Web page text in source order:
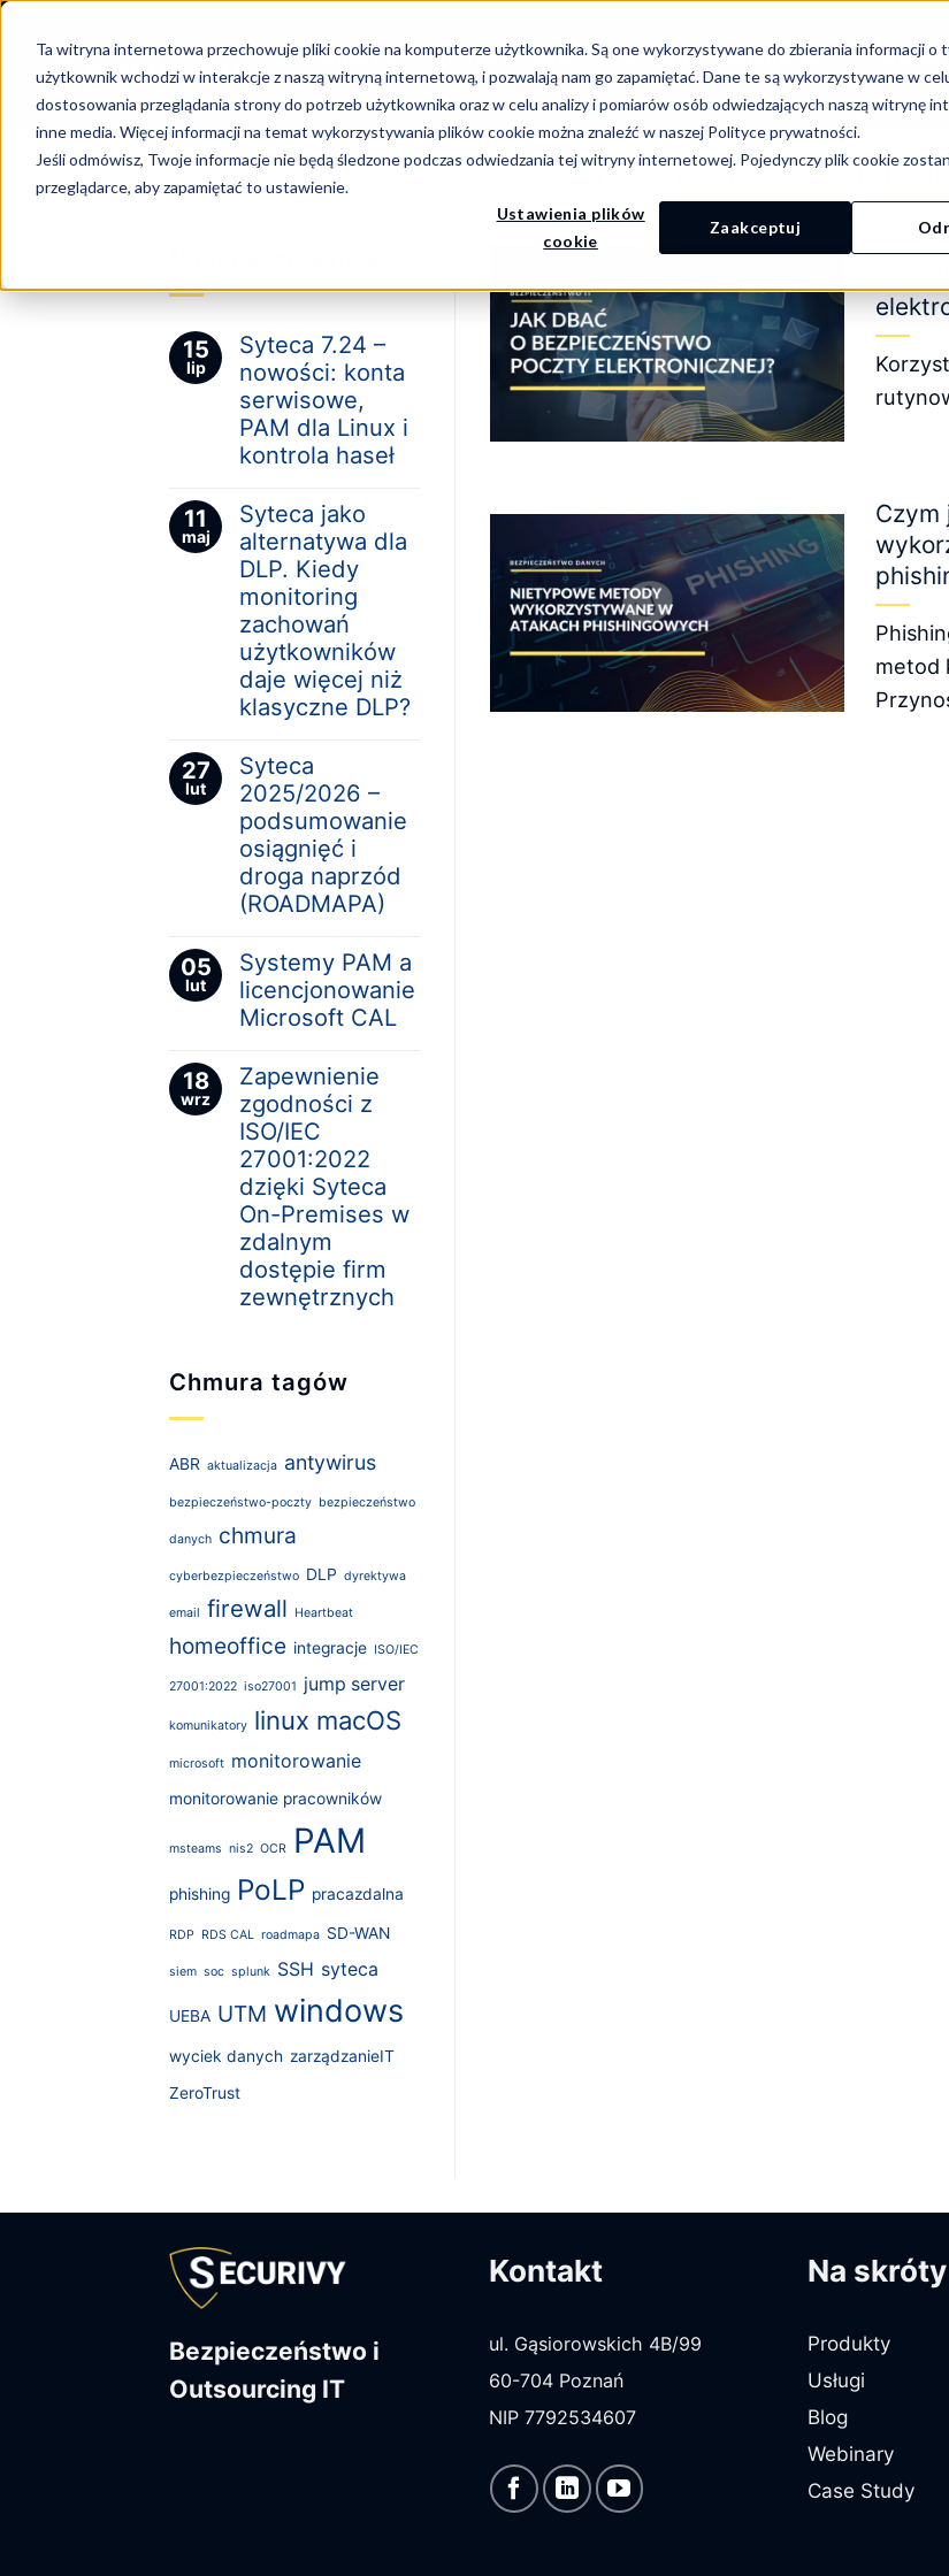
Ta witryna internetowa przechowuje pliki cookie na komputerze użytkownika. Są one wykorzystywane do zbierania informacji o
użytkownik wchodzi w interakcje z naszą witryną internetową, i pozwalają nam go zapamiętać. Dane te są wykorzystywane w
dostosowania przeglądania strony do potrzeb użytkownika oraz w celu analizy i pomiarów osób odwiedzających naszą witrynę
inne media. Więcej informacji na temat wykorzystywania plików cookie można znaleźć w naszej Polityce prywatności.
Jeśli odmówisz, Twoje informacje nie będą śledzone podczas odwiedzania tej witryny internetowej. Pojedynczy plik cookie
przeglądarce, aby zapamiętać to ustawienie.
Ustawienia plików
cookie
Zaakceptuj
-->
Skip
content
PRODUKTY ROZWIĄZANIA USŁUGI WEBINARY
DLA PARTNERÓW
TAG ARCHIVES:PHISHING
15
lip
Syteca 7.24 –
nowości: konta
serwisowe,
PAM dla Linux i
kontrola haseł
11
maj
Syteca jako
alternatywa dla
DLP. Kiedy
monitoring
zachowań
użytkowników
daje więcej niż
klasyczne DLP?
27
lut
Syteca
2025/2026 –
podsumowanie
osiągnięć i
droga naprzód
(ROADMAPA)
05
lut
Systemy PAM a
licencjonowanie
Microsoft CAL
18
wrz
Zapewnienie
zgodności z
ISO/IEC
27001:2022
dzięki Syteca
On-Premises w
zdalnym
dostępie firm
zewnętrznych
Chmura tagów
ABR aktualizacja antywirus
bezpieczeństwo-poczty bezpieczeństwo
danych chmura
cyberbezpieczeństwo DLP dyrektywa
email firewall Heartbeat
homeoffice integracje ISO/IEC
27001:2022 iso27001 jump server
komunikatory linux macOS
microsoft monitorowanie
monitorowanie pracowników
msteams nis2 OCR PAM
phishing PoLP pracazdalna
RDP RDS CAL roadmapa SD-WAN
siem soc splunk SSH syteca
UEBA UTM windows
wyciek danych zarządzanieIT
ZeroTrust
Jak
Czym
metod
Bezpieczeństwo i
Outsourcing IT
Kontakt
ul. Gąsiorowskich 4B/99
60-704 Poznań
NIP 7792534607
Na skróty
Produkty
Usługi
Blog
Webinary
Case Study